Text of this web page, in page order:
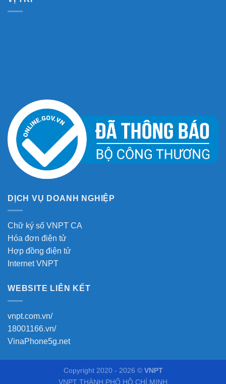
DỊCH VỤ DOANH NGHIỆP
Chữ ký số VNPT CA
Hóa đơn điện tử
Hợp đồng điện tử
Internet VNPT
WEBSITE LIÊN KẾT
vnpt.com.vn/
18001166.vn/
VinaPhone5g.net
Copyright 2020 - 2026 © VNPT
VNPT THÀNH PHỐ HỒ CHÍ MINH